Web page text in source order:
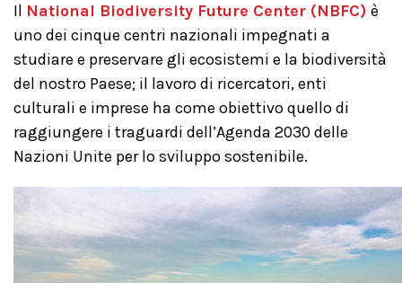
Il National Biodiversity Future Center (NBFC) è
uno dei cinque centri nazionali impegnati a
studiare e preservare gli ecosistemi e la biodiversità
del nostro Paese; il lavoro di ricercatori, enti
culturali e imprese ha come obiettivo quello di
raggiungere i traguardi dell’Agenda 2030 delle
Nazioni Unite per lo sviluppo sostenibile.